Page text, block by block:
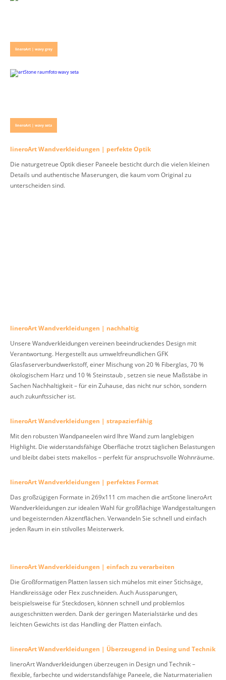
lineroArt | wavy grey
lineroArt | wavy seta
lineroArt Wandverkleidungen | perfekte Optik
Die naturgetreue Optik dieser Paneele besticht durch die vielen kleinen
Details und authentische Maserungen, die kaum vom Original zu
unterscheiden sind.
lineroArt Wandverkleidungen | nachhaltig
Unsere Wandverkleidungen vereinen beeindruckendes Design mit
Verantwortung. Hergestellt aus umweltfreundlichen GFK
Glasfaserverbundwerkstoff, einer Mischung von 20 % Fiberglas, 70 %
ökologischem Harz und 10 % Steinstaub , setzen sie neue Maßstäbe in
Sachen Nachhaltigkeit – für ein Zuhause, das nicht nur schön, sondern
auch zukunftssicher ist.
lineroArt Wandverkleidungen | strapazierfähig
Mit den robusten Wandpaneelen wird Ihre Wand zum langlebigen
Highlight. Die widerstandsfähige Oberfläche trotzt täglichen Belastungen
und bleibt dabei stets makellos – perfekt für anspruchsvolle Wohnräume.
lineroArt Wandverkleidungen | perfektes Format
Das großzügigen Formate in 269x111 cm machen die artStone lineroArt
Wandverkleidungen zur idealen Wahl für großflächige Wandgestaltungen
und begeisternden Akzentflächen. Verwandeln Sie schnell und einfach
jeden Raum in ein stilvolles Meisterwerk.
lineroArt Wandverkleidungen | einfach zu verarbeiten
Die Großformatigen Platten lassen sich mühelos mit einer Stichsäge,
Handkreissäge oder Flex zuschneiden. Auch Aussparungen,
beispielsweise für Steckdosen, können schnell und problemlos
ausgeschnitten werden. Dank der geringen Materialstärke und des
leichten Gewichts ist das Handling der Platten einfach.
lineroArt Wandverkleidungen | Überzeugend in Desing und Technik
lineroArt Wandverkleidungen überzeugen in Design und Technik –
flexible, farbechte und widerstandsfähige Paneele, die Naturmaterialien